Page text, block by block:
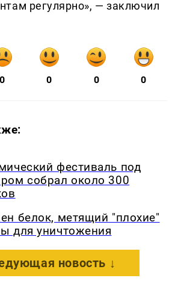
регулярно», — заключил
0 0 0 0
фестиваль под
собрал около 300
белок, метящий "плохие"
для уничтожения
новость ↓